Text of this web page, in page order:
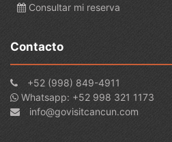
Consultar mi reserva
Contacto
+52 (998) 849-4911
Whatsapp: +52 998 321 1173
info@govisitcancun.com